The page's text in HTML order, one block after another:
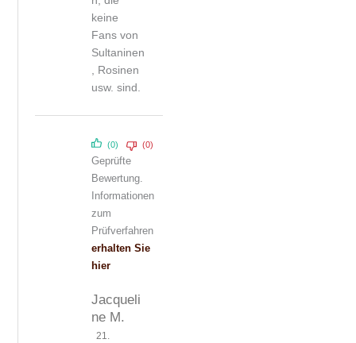
keine
Fans von
Sultaninen
, Rosinen
usw. sind.
Jacqueli
ne M.
21.
(0) (0)
Geprüfte
Bewertung.
Informationen
zum
Prüfverfahren
erhalten Sie
hier